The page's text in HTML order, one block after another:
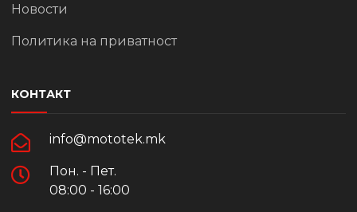
Новости
Политика на приватност
КОНТАКТ
info@mototek.mk
Пон. - Пет.
08:00 - 16:00